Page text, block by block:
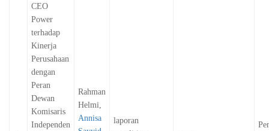
CEO
Power
terhadap
Kinerja
Perusahaan
dengan
Peran
Dewan
Komisaris
Independen
Rahman
Helmi,
Annisa
laporan